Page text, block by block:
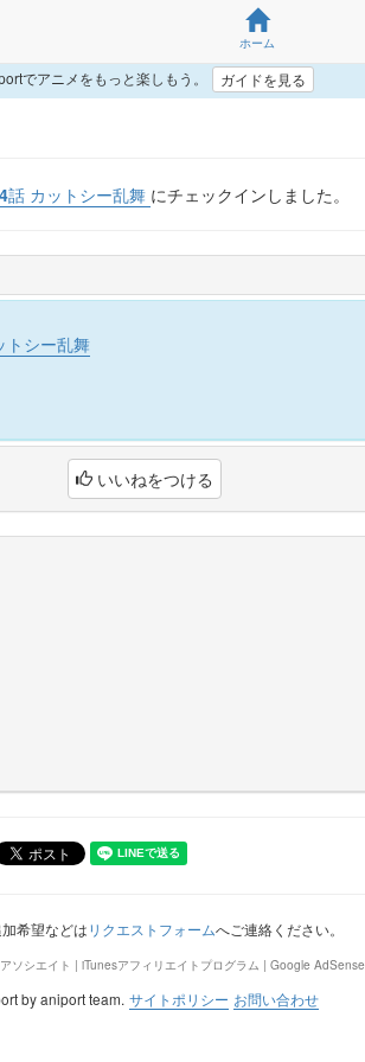
ホーム
でアニメをもっと楽しもう。 ガイドを見る
話 カットシー乱舞 にチェックインしました。
トシー乱舞
いいねをつける
希望などはリクエストフォームへご連絡ください。
ソシエイト | iTunesアフィリエイトプログラム | Google AdSense
by aniport team. サイトポリシー お問い合わせ